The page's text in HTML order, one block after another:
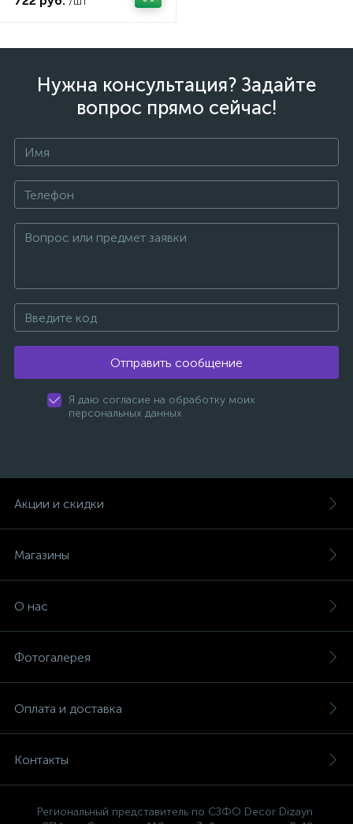
Нужна консультация? Задайте
вопрос прямо сейчас!
Отправить сообщение
Я даю согласие на обработку моих
персональных данных
Акции и скидки
Магазины
О нас
Фотогалерея
Оплата и доставка
Контакты
Региональный представитель по СЗФО Decor Dizayn